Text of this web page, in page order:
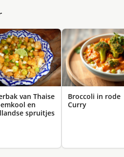
van Thaise
en
spruitjes
Broccoli in rode
Curry